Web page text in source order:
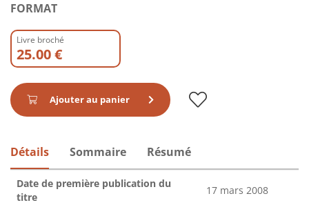
FORMAT
Livre broché
25.00 €
Ajouter au panier
Détails Sommaire Résumé
Date de première publication du
titre
17 mars 2008